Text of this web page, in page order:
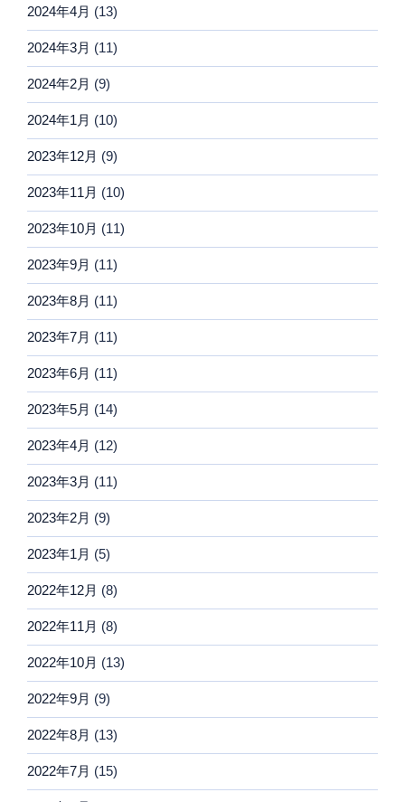
2024年4月 (13)
2024年3月 (11)
2024年2月 (9)
2024年1月 (10)
2023年12月 (9)
2023年11月 (10)
2023年10月 (11)
2023年9月 (11)
2023年8月 (11)
2023年7月 (11)
2023年6月 (11)
2023年5月 (14)
2023年4月 (12)
2023年3月 (11)
2023年2月 (9)
2023年1月 (5)
2022年12月 (8)
2022年11月 (8)
2022年10月 (13)
2022年9月 (9)
2022年8月 (13)
2022年7月 (15)